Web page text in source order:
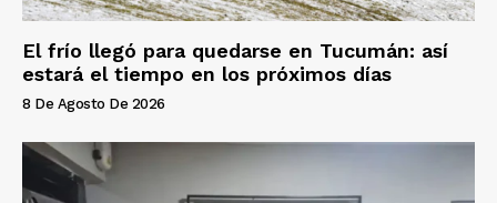
El frío llegó para quedarse en Tucumán: así
estará el tiempo en los próximos días
8 De Agosto De 2026